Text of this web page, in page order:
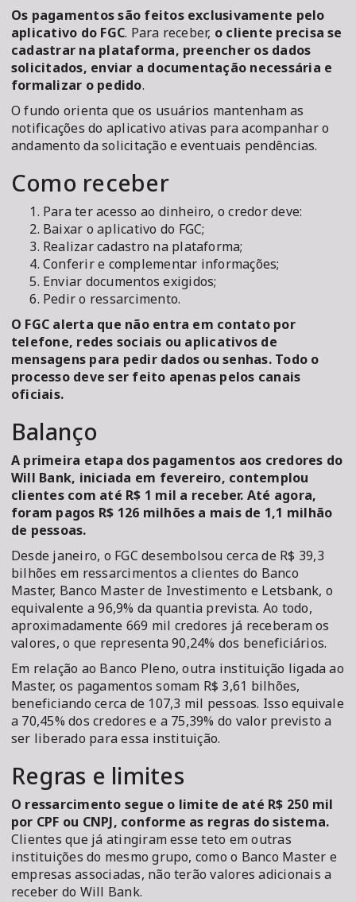
Os pagamentos são feitos exclusivamente pelo
aplicativo do FGC. Para receber, o cliente precisa se
cadastrar na plataforma, preencher os dados
solicitados, enviar a documentação necessária e
formalizar o pedido.
O fundo orienta que os usuários mantenham as
notificações do aplicativo ativas para acompanhar o
andamento da solicitação e eventuais pendências.
Como receber
Para ter acesso ao dinheiro, o credor deve:
Baixar o aplicativo do FGC;
Realizar cadastro na plataforma;
Conferir e complementar informações;
Enviar documentos exigidos;
Pedir o ressarcimento.
O FGC alerta que não entra em contato por
telefone, redes sociais ou aplicativos de
mensagens para pedir dados ou senhas. Todo o
processo deve ser feito apenas pelos canais
oficiais.
Balanço
A primeira etapa dos pagamentos aos credores do
Will Bank, iniciada em fevereiro, contemplou
clientes com até R$ 1 mil a receber. Até agora,
foram pagos R$ 126 milhões a mais de 1,1 milhão
de pessoas.
Desde janeiro, o FGC desembolsou cerca de R$ 39,3
bilhões em ressarcimentos a clientes do Banco
Master, Banco Master de Investimento e Letsbank, o
equivalente a 96,9% da quantia prevista. Ao todo,
aproximadamente 669 mil credores já receberam os
valores, o que representa 90,24% dos beneficiários.
Em relação ao Banco Pleno, outra instituição ligada ao
Master, os pagamentos somam R$ 3,61 bilhões,
beneficiando cerca de 107,3 mil pessoas. Isso equivale
a 70,45% dos credores e a 75,39% do valor previsto a
ser liberado para essa instituição.
Regras e limites
O ressarcimento segue o limite de até R$ 250 mil
por CPF ou CNPJ, conforme as regras do sistema.
Clientes que já atingiram esse teto em outras
instituições do mesmo grupo, como o Banco Master e
empresas associadas, não terão valores adicionais a
receber do Will Bank.